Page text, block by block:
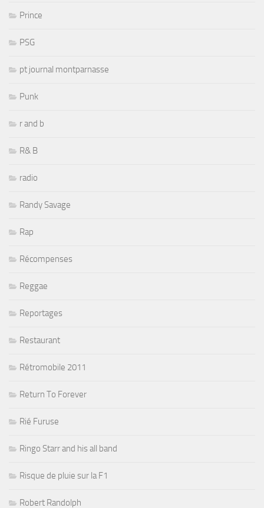
Prince
PSG
pt journal montparnasse
Punk
r and b
R& B
radio
Randy Savage
Rap
Récompenses
Reggae
Reportages
Restaurant
Rétromobile 2011
Return To Forever
Rié Furuse
Ringo Starr and his all band
Risque de pluie sur la F1
Robert Randolph